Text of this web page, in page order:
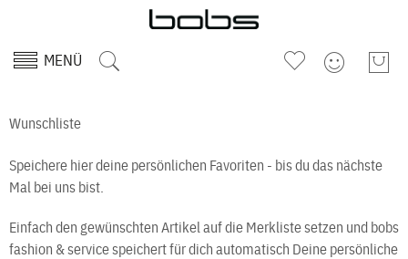
MENÜ
Wunschliste
Speichere hier deine persönlichen Favoriten - bis du das nächste
Mal bei uns bist.
Einfach den gewünschten Artikel auf die Merkliste setzen und bobs
fashion & service speichert für dich automatisch Deine persönliche